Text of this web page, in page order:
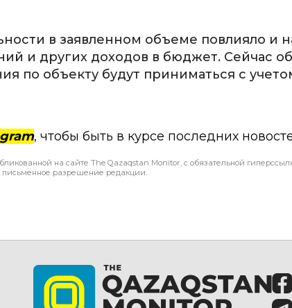
в заявленном объеме повлияло и
и других доходов в бюджет. Сейчас
по объекту будут приниматься с
, чтобы быть в курсе последних
на сайте The Qazaqstan Monitor, с обязательной
письменное разрешение редакции.